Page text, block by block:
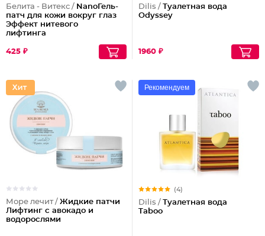
Белита - Витекс / NanoГель-
патч для кожи вокруг глаз
Эффект нитевого
лифтинга
425 ₽
Dilis / Туалетная вода
Odyssey
1960 ₽
Море лечит / Жидкие патчи
Лифтинг с авокадо и
водорослями
Рекомендуем
(4)
Dilis / Туалетная вода
Taboo